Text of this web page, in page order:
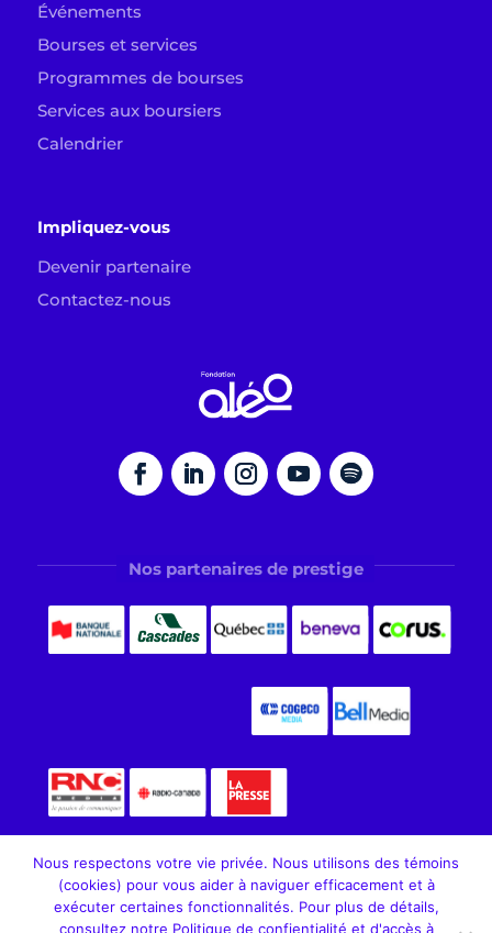
Événements
Bourses et services
Programmes de bourses
Services aux boursiers
Calendrier
Impliquez-vous
Devenir partenaire
Contactez-nous
Nos partenaires de prestige
Nous respectons votre vie privée. Nous utilisons des témoins
(cookies) pour vous aider à naviguer efficacement et à
exécuter certaines fonctionnalités. Pour plus de détails,
consultez notre Politique de confientialité et d'accès à